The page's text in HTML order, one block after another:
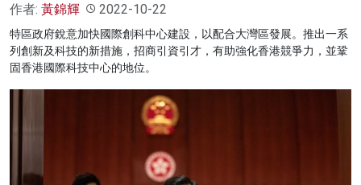
作者: 黃錦輝 2022-10-22
特區政府銳意加快國際創科中心建設，以配合大灣區發展。推出一系
列創新及科技的新措施，招商引資引才，有助強化香港競爭力，並鞏
固香港國際科技中心的地位。